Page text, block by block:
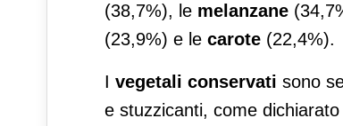
(38,7%), le melanzane
(23,9%) e le carote (22,4%).
I vegetali conservati sono
e stuzzicanti, come